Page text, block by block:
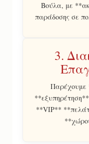
Βούλα, με
παράδοσης σε
3.
Παρέχουμε
**VIP**